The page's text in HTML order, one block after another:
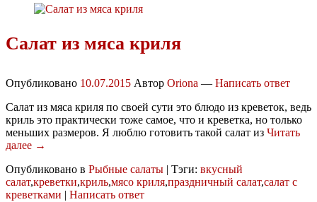
Салат из мяса криля
Опубликовано 10.07.2015 Автор Oriona — Написать ответ
Салат из мяса криля по своей сути это блюдо из креветок, ведь
криль это практически тоже самое, что и креветка, но только
меньших размеров. Я люблю готовить такой салат из Читать
далее →
Опубликовано в Рыбные салаты | Тэги: вкусный
салат,креветки,криль,мясо криля,праздничный салат,салат с
креветками | Написать ответ